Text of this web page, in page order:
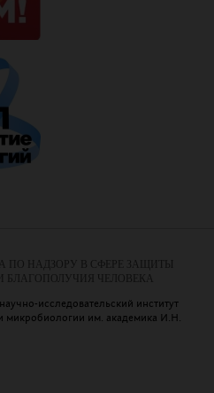
ПО НАДЗОРУ В СФЕРЕ ЗАЩИТЫ
БЛАГОПОЛУЧИЯ ЧЕЛОВЕКА
исследовательский институт
микробиологии им. академика И.Н.